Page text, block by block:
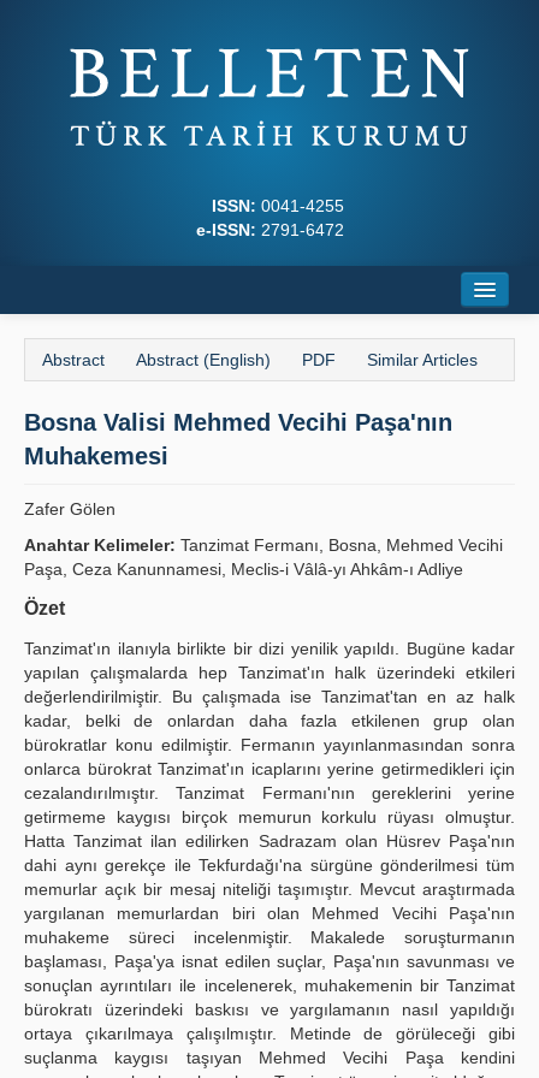
ISSN: 0041-4255
e-ISSN: 2791-6472
About
Journal Boards
Publication Policies
Guidelines
Contact Us
Abstract Abstract (English) PDF Similar Articles
Bosna Valisi Mehmed Vecihi Paşa'nın
Muhakemesi
Zafer Gölen
Anahtar Kelimeler: Tanzimat Fermanı, Bosna, Mehmed Vecihi
Paşa, Ceza Kanunnamesi, Meclis-i Vâlâ-yı Ahkâm-ı Adliye
Özet
Tanzimat'ın ilanıyla birlikte bir dizi yenilik yapıldı. Bugüne kadar
yapılan çalışmalarda hep Tanzimat'ın halk üzerindeki etkileri
değerlendirilmiştir. Bu çalışmada ise Tanzimat'tan en az halk
kadar, belki de onlardan daha fazla etkilenen grup olan
bürokratlar konu edilmiştir. Fermanın yayınlanmasından sonra
onlarca bürokrat Tanzimat'ın icaplarını yerine getirmedikleri için
cezalandırılmıştır. Tanzimat Fermanı'nın gereklerini yerine
getirmeme kaygısı birçok memurun korkulu rüyası olmuştur.
Hatta Tanzimat ilan edilirken Sadrazam olan Hüsrev Paşa'nın
dahi aynı gerekçe ile Tekfurdağı'na sürgüne gönderilmesi tüm
memurlar açık bir mesaj niteliği taşımıştır. Mevcut araştırmada
yargılanan memurlardan biri olan Mehmed Vecihi Paşa'nın
muhakeme süreci incelenmiştir. Makalede soruşturmanın
başlaması, Paşa'ya isnat edilen suçlar, Paşa'nın savunması ve
sonuçlan ayrıntıları ile incelenerek, muhakemenin bir Tanzimat
bürokratı üzerindeki baskısı ve yargılamanın nasıl yapıldığı
ortaya çıkarılmaya çalışılmıştır. Metinde de görüleceği gibi
suçlanma kaygısı taşıyan Mehmed Vecihi Paşa kendini